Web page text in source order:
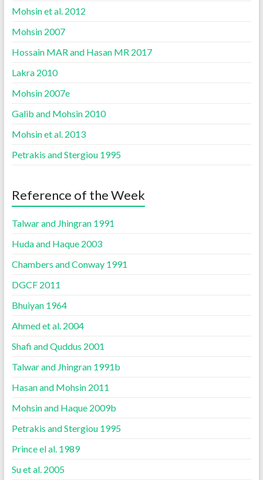
Mohsin et al. 2012
Mohsin 2007
Hossain MAR and Hasan MR 2017
Lakra 2010
Mohsin 2007e
Galib and Mohsin 2010
Mohsin et al. 2013
Petrakis and Stergiou 1995
Reference of the Week
Talwar and Jhingran 1991
Huda and Haque 2003
Chambers and Conway 1991
DGCF 2011
Bhuiyan 1964
Ahmed et al. 2004
Shafi and Quddus 2001
Talwar and Jhingran 1991b
Hasan and Mohsin 2011
Mohsin and Haque 2009b
Petrakis and Stergiou 1995
Prince el al. 1989
Su et al. 2005